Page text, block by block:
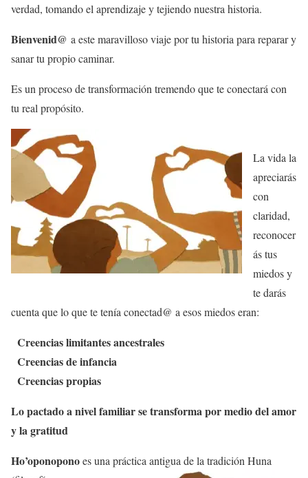
verdad, tomando el aprendizaje y tejiendo nuestra historia.
Bienvenid@ a este maravilloso viaje por tu historia para reparar y
sanar tu propio caminar.
Es un proceso de transformación tremendo que te conectará con
tu real propósito.
La vida la
apreciarás
con
claridad,
reconocer
ás tus
miedos y
te darás
cuenta que lo que te tenía conectad@ a esos miedos eran:
Creencias limitantes ancestrales
Creencias de infancia
Creencias propias
Lo pactado a nivel familiar se transforma por medio del amor
y la gratitud
Ho’oponoponoes una práctica antigua de la tradición Huna